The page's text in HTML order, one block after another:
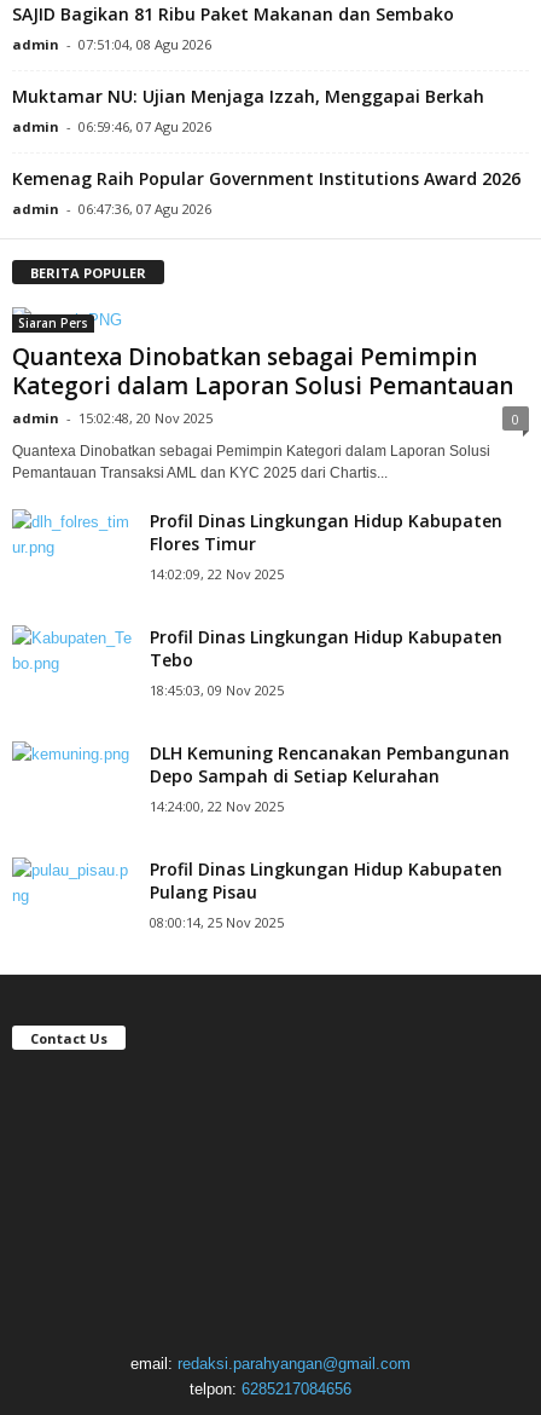
SAJID Bagikan 81 Ribu Paket Makanan dan Sembako
admin - 07:51:04, 08 Agu 2026
Muktamar NU: Ujian Menjaga Izzah, Menggapai Berkah
admin - 06:59:46, 07 Agu 2026
Kemenag Raih Popular Government Institutions Award 2026
admin - 06:47:36, 07 Agu 2026
BERITA POPULER
Siaran Pers
Quantexa Dinobatkan sebagai Pemimpin
Kategori dalam Laporan Solusi Pemantauan
admin - 15:02:48, 20 Nov 2025 0
Quantexa Dinobatkan sebagai Pemimpin Kategori dalam Laporan Solusi
Pemantauan Transaksi AML dan KYC 2025 dari Chartis...
Profil Dinas Lingkungan Hidup Kabupaten
Flores Timur
14:02:09, 22 Nov 2025
Profil Dinas Lingkungan Hidup Kabupaten
Tebo
18:45:03, 09 Nov 2025
DLH Kemuning Rencanakan Pembangunan
Depo Sampah di Setiap Kelurahan
14:24:00, 22 Nov 2025
Profil Dinas Lingkungan Hidup Kabupaten
Pulang Pisau
08:00:14, 25 Nov 2025
Contact Us
email: redaksi.parahyangan@gmail.com
telpon: 6285217084656